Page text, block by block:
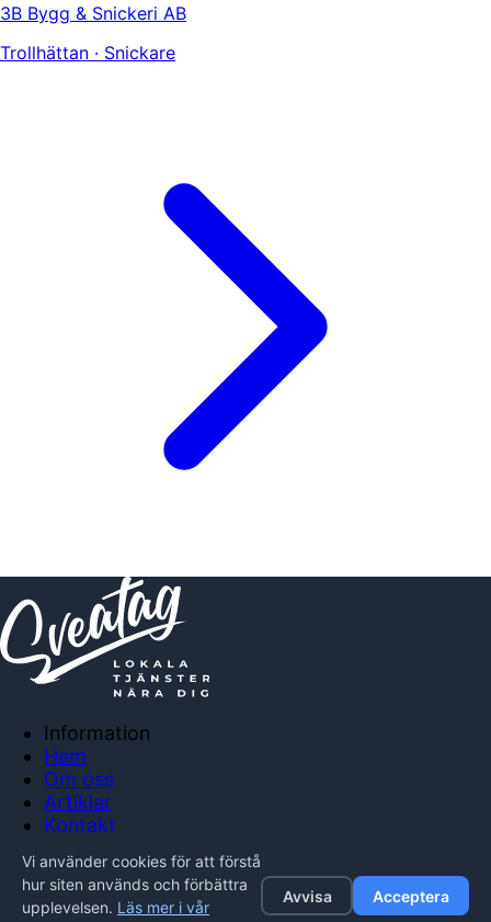
3B Bygg & Snickeri AB
Trollhättan · Snickare
Information
Hem
Om oss
Artiklar
Kontakt
Integritetspolicy
Vi använder cookies för att förstå
hur siten används och förbättra
upplevelsen. Läs mer i vår
Avvisa Acceptera